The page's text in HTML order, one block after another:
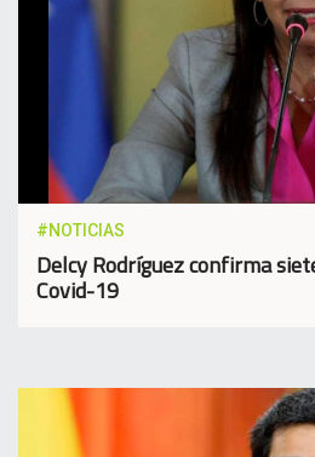
#NOTICIAS
Delcy Rodríguez confirma
Covid-19